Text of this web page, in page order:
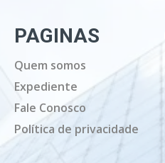
PAGINAS
Quem somos
Expediente
Fale Conosco
Política de privacidade